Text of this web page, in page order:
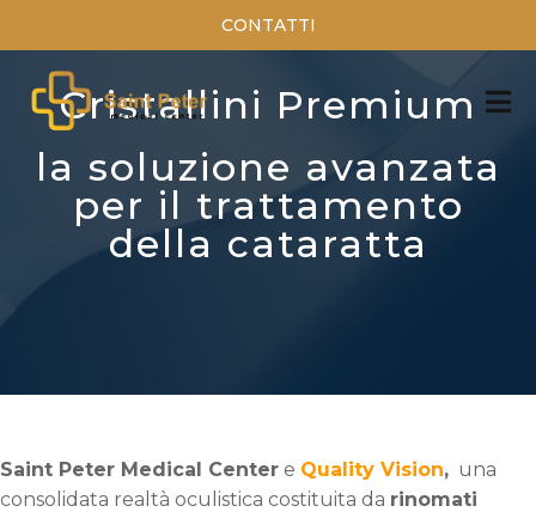
CONTATTI
Cristallini Premium
la soluzione avanzata
per il trattamento
della cataratta
Saint Peter Medical Center e Quality Vision, una
consolidata realtà oculistica costituita da rinomati